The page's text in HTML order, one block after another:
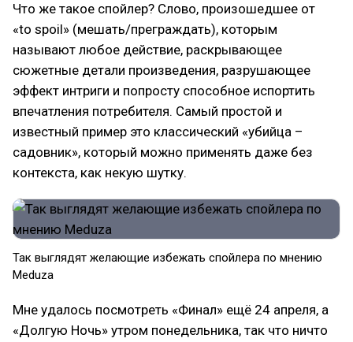
Что же такое спойлер? Слово, произошедшее от
«to spoil» (мешать/преграждать), которым
называют любое действие, раскрывающее
сюжетные детали произведения, разрушающее
эффект интриги и попросту способное испортить
впечатления потребителя. Самый простой и
известный пример это классический «убийца –
садовник», который можно применять даже без
контекста, как некую шутку.
Так выглядят желающие избежать спойлера по мнению
Meduza
Мне удалось посмотреть «Финал» ещё 24 апреля, а
«Долгую Ночь» утром понедельника, так что ничто